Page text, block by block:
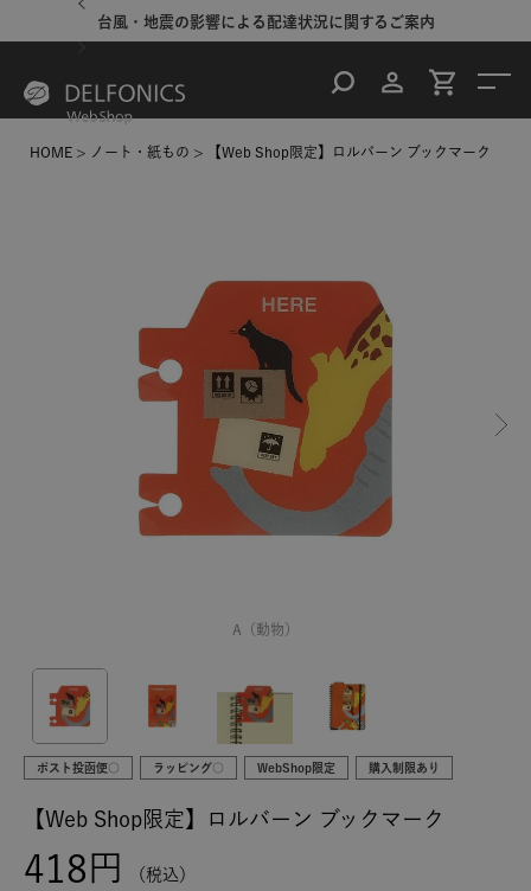
台風・地震の影響による配達状況に関するご案内
HOME ノート・紙もの 【Web Shop限定】ロルバーン ブックマーク
A（動物）
ポスト投函便○ ラッピング○ WebShop限定 購入制限あり
【Web Shop限定】ロルバーン ブックマーク
418 税込